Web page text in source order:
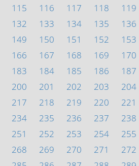
115 116 117 118 119
132 133 134 135 136
149 150 151 152 153
166 167 168 169 170
183 184 185 186 187
200 201 202 203 204
217 218 219 220 221
234 235 236 237 238
251 252 253 254 255
268 269 270 271 272